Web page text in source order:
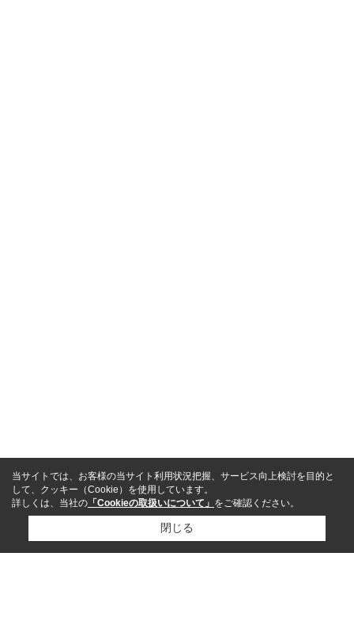
当サイトでは、お客様の当サイト利用状況把握、サービス向上検討を目的と
して、クッキー（Cookie）を使用しています。
詳しくは、当社の 「Cookieの取扱いについて」 をご確認ください。
閉じる